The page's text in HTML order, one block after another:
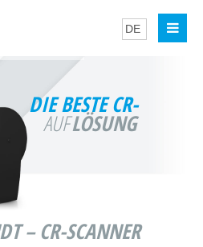
DIE BESTE CR-
AUFLÖSUNG
– CR-SCANNER